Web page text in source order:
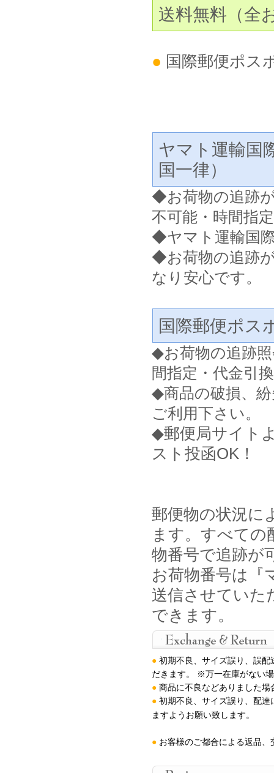
送料無料（全
● 国際郵便ポス
ヤマト運輸国
国一律）
◆お荷物の追跡
不可能・時間指
◆ヤマト運輸国
◆お荷物の追跡
なり安心です。
国際郵便ポス
◆お荷物の追跡
間指定・代金引
◆商品の破損、
ご利用下さい。
◆郵便局サイト
スト投函OK！
郵便物の状況に
ます。すべての
物番号で追跡が
お荷物番号は『
送信させていた
できます。
● 初期不良、サイズ誤り、誤
だきます。 ※万一在庫がない
● 商品に不良などありました
● 初期不良、サイズ誤り、配達
ますようお願い致します。
● お客様のご都合による返品